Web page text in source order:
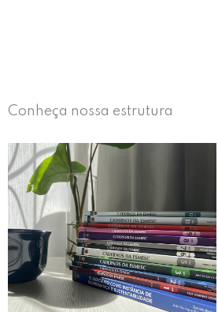
Conheça nossa estrutura